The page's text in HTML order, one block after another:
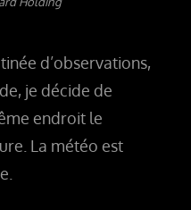
d’observations,
je décide de
endroit le
La météo est